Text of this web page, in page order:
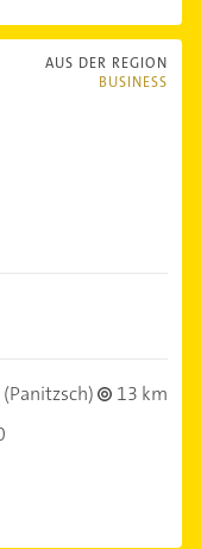
AUS DER REGION
BUSINESS
(Panitzsch)
13 km